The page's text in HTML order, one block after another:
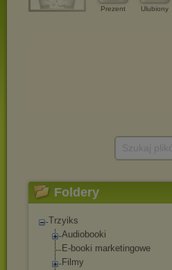
Prezent Ulubiony
Foldery
Trzyiks
Audiobooki
E-booki marketingowe
Filmy